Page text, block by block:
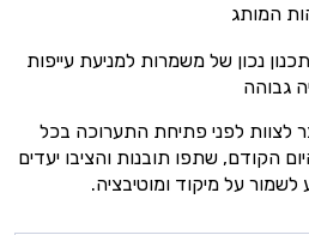
המותג
נכון של משמרות למניעת עייפות
גבוהה
לצוות לפני פתיחת התערוכה בכל
הקודם, שתפו תובנות והציבו יעדים
לשמור על מיקוד ומוטיבציה.